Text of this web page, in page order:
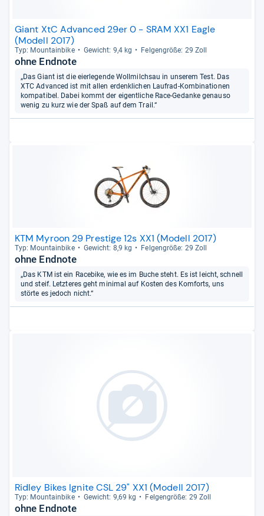
Giant XtC Advanced 29er 0 - SRAM XX1 Eagle
(Modell 2017)
Typ: Moun­tain­bike Gewicht: 9,4 kg Fel­gen­größe: 29 Zoll
ohne Endnote
„Das Giant ist die eierlegende Wollmilchsau in unserem Test. Das
XTC Advanced ist mit allen erdenklichen Laufrad-Kombinationen
kompatibel. Dabei kommt der eigentliche Race-Gedanke genauso
wenig zu kurz wie der Spaß auf dem Trail.“
KTM Myroon 29 Prestige 12s XX1 (Modell 2017)
Typ: Moun­tain­bike Gewicht: 8,9 kg Fel­gen­größe: 29 Zoll
ohne Endnote
„Das KTM ist ein Racebike, wie es im Buche steht. Es ist leicht, schnell
und steif. Letzteres geht minimal auf Kosten des Komforts, uns
störte es jedoch nicht.“
Ridley Bikes Ignite CSL 29" XX1 (Modell 2017)
Typ: Moun­tain­bike Gewicht: 9,69 kg Fel­gen­größe: 29 Zoll
ohne Endnote